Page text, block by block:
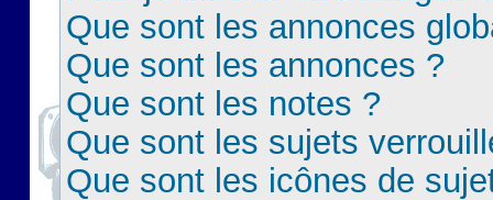
Que sont les annonces
Que sont les annonces ?
Que sont les notes ?
Que sont les sujets
Que sont les icônes de